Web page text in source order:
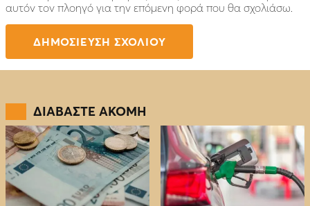
αυτόν τον πλοηγό για την επόμενη φορά που θα σχολιάσω.
ΔΙΑΒΑΣΤΕ ΑΚΟΜΗ